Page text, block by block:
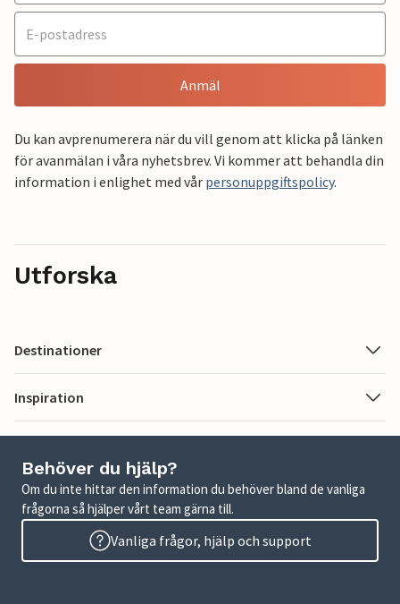
Anmäl
Du kan avprenumerera när du vill genom att klicka på länken
för avanmälan i våra nyhetsbrev. Vi kommer att behandla din
information i enlighet med vår personuppgiftspolicy.
Utforska
Destinationer
Inspiration
Behöver du hjälp?
Om du inte hittar den information du behöver bland de vanliga
frågorna så hjälper vårt team gärna till.
Vanliga frågor, hjälp och support